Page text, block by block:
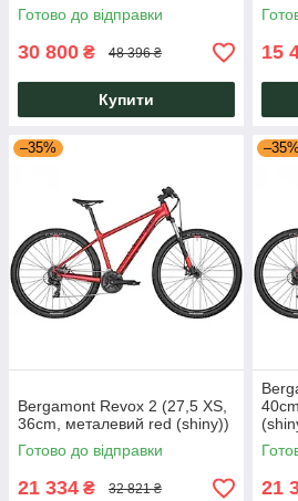
Готово до відправки
30 800 ₴ 48 396 ₴
Купити
15
–35%
Bergamont Revox 2 (27,5 XS,
36cm, металевий red (shiny))
Готово до відправки
21 334 ₴ 32 821 ₴
–35%
21